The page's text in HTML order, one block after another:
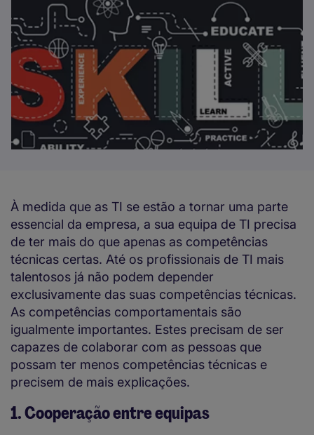
À medida que as TI se estão a tornar uma parte
essencial da empresa, a sua equipa de TI precisa
de ter mais do que apenas as competências
técnicas certas. Até os profissionais de TI mais
talentosos já não podem depender
exclusivamente das suas competências técnicas.
As competências comportamentais são
igualmente importantes. Estes precisam de ser
capazes de colaborar com as pessoas que
possam ter menos competências técnicas e
precisem de mais explicações.
1. Cooperação entre equipas